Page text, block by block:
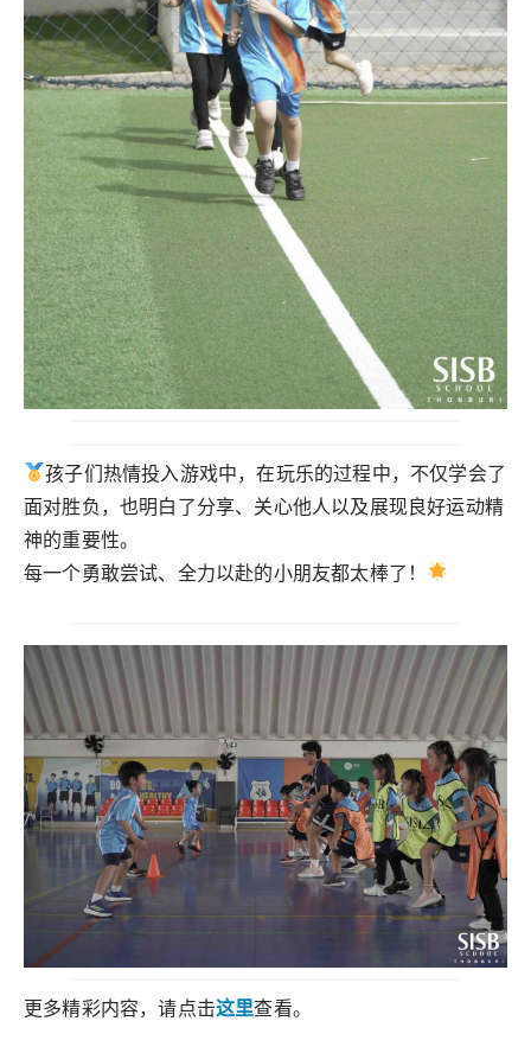
孩子们热情投入游戏中，在玩乐的过程中，不仅学会了
面对胜负，也明白了分享、关心他人以及展现良好运动精
神的重要性。
每一个勇敢尝试、全力以赴的小朋友都太棒了！
更多精彩内容，请点击这里查看。